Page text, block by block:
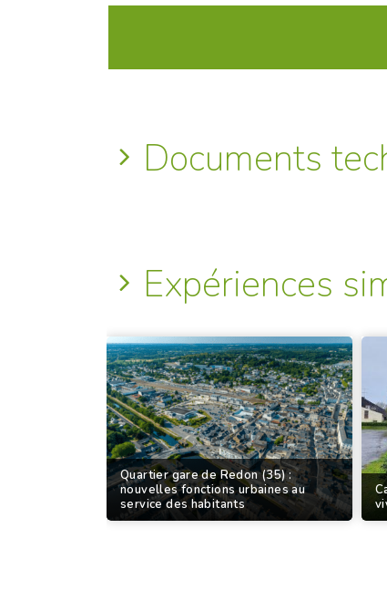
Documents
Expériences
Quartier gare de Redon (35) :
nouvelles fonctions urbaines au
service des habitants